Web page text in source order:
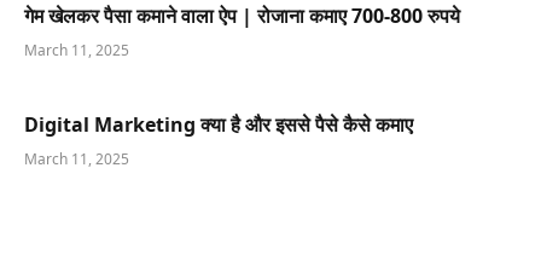
गेम खेलकर पैसा कमाने वाला ऐप | रोजाना कमाए 700-800 रुपये
March 11, 2025
Digital Marketing क्या है और इससे पैसे कैसे कमाए
March 11, 2025